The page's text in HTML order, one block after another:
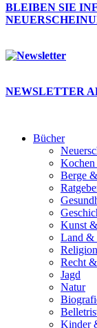
BLEIBEN SIE
NEWSLETTER
Bücher
Kochen
Berge
Kunst
Land &
Religion
Recht
Jagd
Natur
Kinder